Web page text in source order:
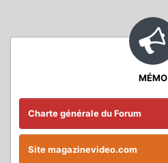
MÉMO
Charte générale du Forum
Site magazinevideo.com